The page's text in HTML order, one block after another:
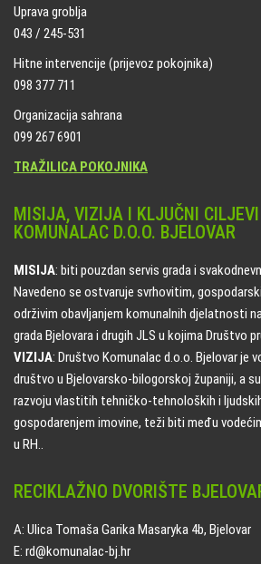
Uprava groblja
043 / 245-531
Hitne intervencije (prijevoz pokojnika)
098 377 711
Organizacija sahrana
099 267 6901
TRAŽILICA POKOJNIKA
MISIJA, VIZIJA I KLJUČNI
KOMUNALAC D.O.O. BJELOVAR
MISIJA: biti pouzdan servis grada i
Navedeno se ostvaruje svrhovitim,
održivim obavljanjem komunalnih djelatnosti
grada Bjelovara i drugih JLS u kojima Društvo
VIZIJA: Društvo Komunalac d.o.o. Bjelovar je
društvo u Bjelovarsko-bilogorskoj županiji, a
razvoju vlastitih tehničko-tehnoloških i
gospodarenjem imovine, teži biti među
u RH..
RECIKLAŽNO DVORIŠTE
A: Ulica Tomaša Garika Masaryka 4b, Bjelovar
E: rd@komunalac-bj.hr